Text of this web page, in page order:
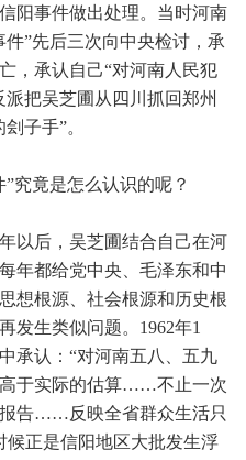
阳事件做出处理。当时河南
”先后三次向中央检讨，承
，承认自己“对河南人民犯
把吴芝圃从四川抓回郑州
的刽子手”。
”究竟是怎么认识的呢？
以后，吴芝圃结合自己在河
年都给党中央、毛泽东和中
想根源、社会根源和历史根
发生类似问题。1962年1
承认：“对河南五八、五九
于实际的估算……不止一次
告……反映全省群众生活只
候正是信阳地区大批发生浮